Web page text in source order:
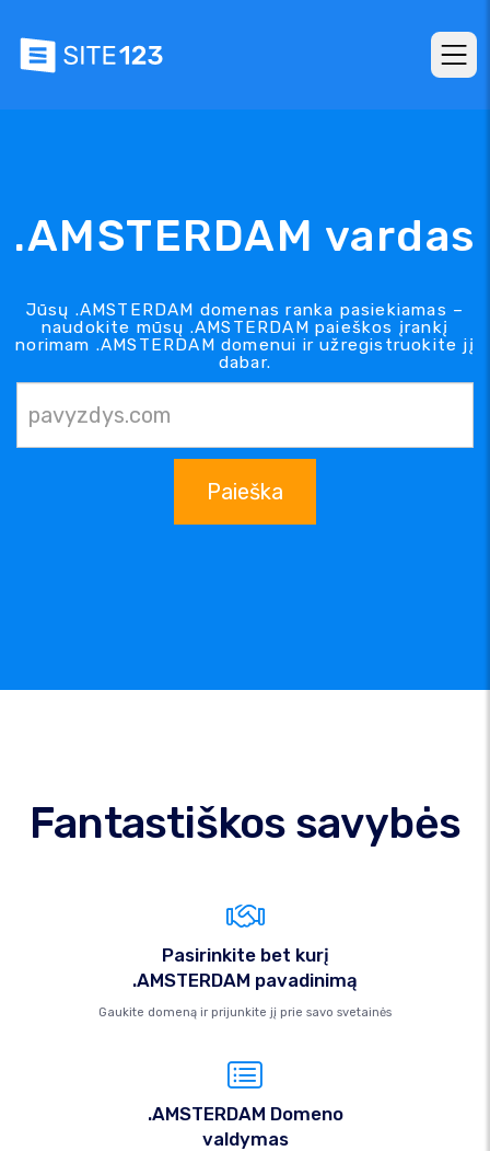
.AMSTERDAM vardas
Jūsų .AMSTERDAM domenas ranka pasiekiamas –
naudokite mūsų .AMSTERDAM paieškos įrankį
norimam .AMSTERDAM domenui ir užregistruokite jį
dabar.
Paieška
Fantastiškos savybės
Pasirinkite bet kurį
.AMSTERDAM pavadinimą
Gaukite domeną ir prijunkite jį prie savo svetainės
.AMSTERDAM Domeno
valdymas